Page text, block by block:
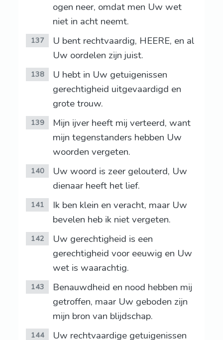
ogen neer, omdat men Uw wet
niet in acht neemt.
137
U bent rechtvaardig, HEERE, en al
Uw oordelen zijn juist.
138
U hebt in Uw getuigenissen
gerechtigheid uitgevaardigd en
grote trouw.
139
Mijn ijver heeft mij verteerd, want
mijn tegenstanders hebben Uw
woorden vergeten.
140
Uw woord is zeer gelouterd, Uw
dienaar heeft het lief.
141
Ik ben klein en veracht, maar Uw
bevelen heb ik niet vergeten.
142
Uw gerechtigheid is een
gerechtigheid voor eeuwig en Uw
wet is waarachtig.
143
Benauwdheid en nood hebben mij
getroffen, maar Uw geboden zijn
mijn bron van blijdschap.
144 Uw rechtvaardige getuigenissen